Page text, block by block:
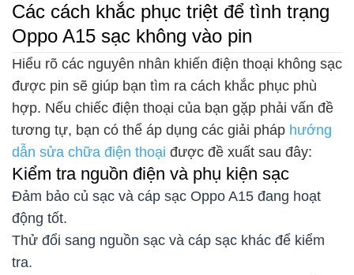
Các cách khắc phục triệt để tình trạng
Oppo A15 sạc không vào pin
Hiểu rõ các nguyên nhân khiến điện thoại không sạc
được pin sẽ giúp bạn tìm ra cách khắc phục phù
hợp. Nếu chiếc điện thoại của bạn gặp phải vấn đề
tương tự, bạn có thể áp dụng các giải pháp hướng
dẫn sửa chữa điện thoại được đề xuất sau đây:
Kiểm tra nguồn điện và phụ kiện sạc
Đảm bảo củ sạc và cáp sạc Oppo A15 đang hoạt
động tốt.
Thử đổi sang nguồn sạc và cáp sạc khác để kiểm
tra.